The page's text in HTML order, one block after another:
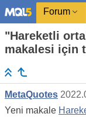
Forum
"Hareketli
makalesi için
MetaQuotes
Yeni makale